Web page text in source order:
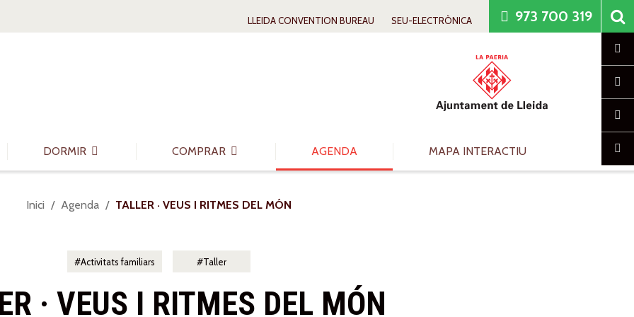
LLEIDA CONVENTION BUREAU SEU-ELECTRÒNICA 973 700 319
DORMIR COMPRAR AGENDA MAPA INTERACTIU
Sou
Inici Agenda TALLER · VEUS I RITMES DEL MÓN
Activitats familiars Taller
· VEUS I RITMES DEL MÓN